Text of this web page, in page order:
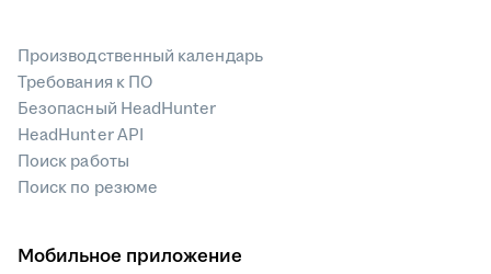
Производственный календарь
Требования к ПО
Безопасный HeadHunter
HeadHunter API
Поиск работы
Поиск по резюме
Мобильное приложение